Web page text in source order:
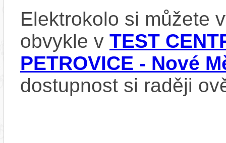
Elektrokolo si můžete
obvykle v TEST
PETROVICE - Nové
dostupnost si raději